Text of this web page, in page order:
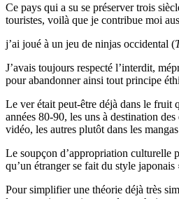
Ce pays qui a su se préserver trois
touristes, voilà que je contribue moi
j’ai joué à un jeu de ninjas occidental (
J’avais toujours respecté l’interdit,
pour abandonner ainsi tout principe
Le ver était peut-être déjà dans le fruit
années 80-90, les uns à destination
vidéo, les autres plutôt dans les
Le soupçon d’appropriation culturelle
qu’un étranger se fait du style
Pour simplifier une théorie déjà très